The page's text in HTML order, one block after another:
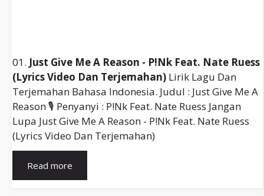
01. Just Give Me A Reason - P!nk Feat. Nate Ruess
(lyrics Video Dan Terjemahan) Lirik Lagu Dan
Terjemahan Bahasa Indonesia. Judul : Just Give Me A
Reason 🎙️ Penyanyi : P!nk Feat. Nate Ruess Jangan
Lupa Just Give Me A Reason - P!nk Feat. Nate Ruess
(lyrics Video Dan Terjemahan)
Read more